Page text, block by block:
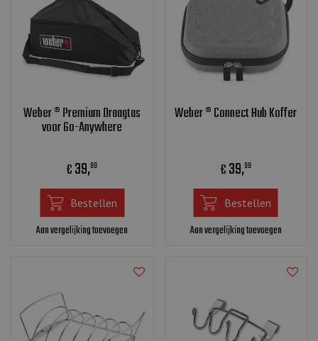
Weber ® Premium Draagtas
voor Go-Anywhere
€39,99
Bestellen
Aan vergelijking toevoegen
Weber ® Connect Hub Koffer
€39,99
Bestellen
Aan vergelijking toevoegen